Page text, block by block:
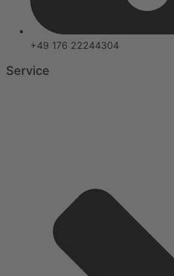
+49 176 22244304
Service